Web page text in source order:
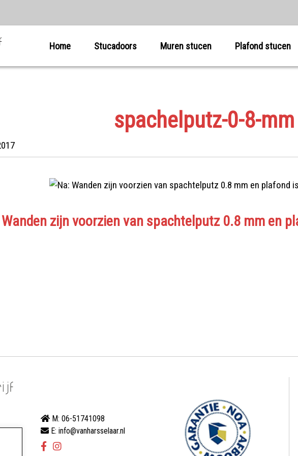
Home Stucadoors Muren stucen Plafond stucen
spachelputz-0-8-mm
zijn voorzien van spachtelputz 0.8 mm en
M: 06-51741098
E: info@vanharsselaar.nl